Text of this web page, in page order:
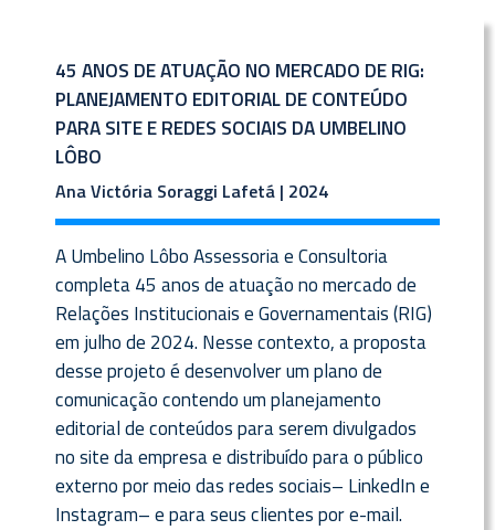
45 ANOS DE ATUAÇÃO NO MERCADO DE RIG:
PLANEJAMENTO EDITORIAL DE CONTEÚDO
PARA SITE E REDES SOCIAIS DA UMBELINO
LÔBO
Ana Victória Soraggi Lafetá | 2024
A Umbelino Lôbo Assessoria e Consultoria
completa 45 anos de atuação no mercado de
Relações Institucionais e Governamentais (RIG)
em julho de 2024. Nesse contexto, a proposta
desse projeto é desenvolver um plano de
comunicação contendo um planejamento
editorial de conteúdos para serem divulgados
no site da empresa e distribuído para o público
externo por meio das redes sociais– LinkedIn e
Instagram– e para seus clientes por e-mail.